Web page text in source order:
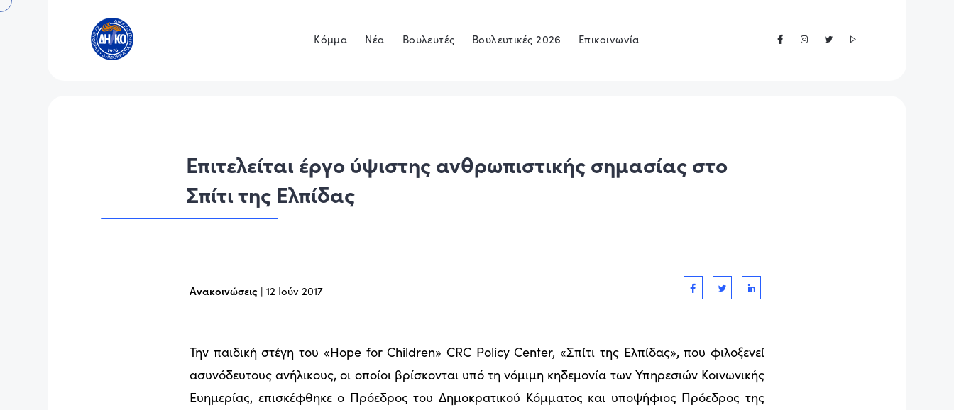
Κόμμα Νέα Βουλευτές Βουλευτικές 2026 Επικοινωνία
Επιτελείται έργο ύψιστης ανθρωπιστικής σημασίας στο
Σπίτι της Ελπίδας
Ανακοινώσεις | 12 Ιούν 2017
Την παιδική στέγη του «Hope for Children» CRC Policy Center, «Σπίτι της Ελπίδας», που φιλοξενεί
ασυνόδευτους ανήλικους, οι οποίοι βρίσκονται υπό τη νόμιμη κηδεμονία των Υπηρεσιών Κοινωνικής
Ευημερίας, επισκέφθηκε ο Πρόεδρος του Δημοκρατικού Κόμματος και υποψήφιος Πρόεδρος της